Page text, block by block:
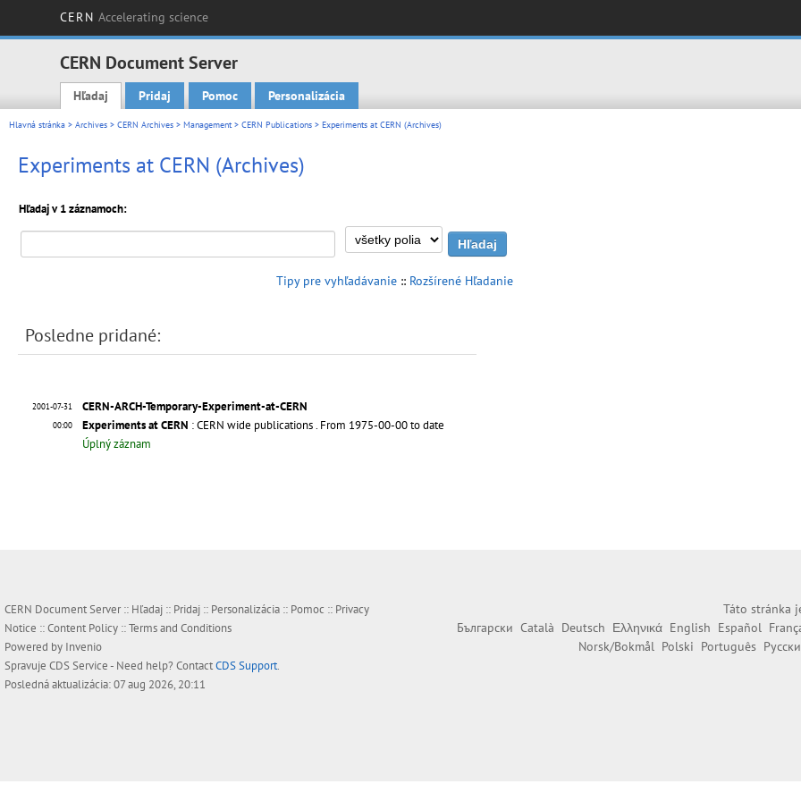
CERN Accelerating science
CERN Document Server
Main menu
Hľadaj Pridaj Pomoc Personalizácia
Hlavná stránka > Archives > CERN Archives > Management> CERN Publications > Experiments at CERN (Archives)
Experiments at CERN (Archives)
Hľadaj v 1 záznamoch:
Tipy pre vyhľadávanie :: Rozšírené Hľadanie
Posledne pridané:
2001-07-31
00:00
CERN-ARCH-Temporary-Experiment-at-CERN
Experiments at CERN : CERN wide publications. From 1975-00-00 to date
Úplný záznam
CERN Document Server :: Hľadaj :: Pridaj :: Personalizácia :: Pomoc :: Privacy
Notice ::Content Policy ::Terms and Conditions
Powered by Invenio
Spravuje CDS Service- Need help? ContactCDS Support.
Posledná aktualizácia: 07 aug 2026, 20:11
Táto stránka
Български Català Deutsch Ελληνικά English Español
Norsk/Bokmål Polski Português